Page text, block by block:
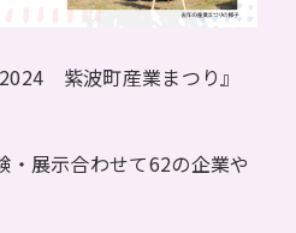
紫波町産業まつり』
・展示合わせて62の企業や